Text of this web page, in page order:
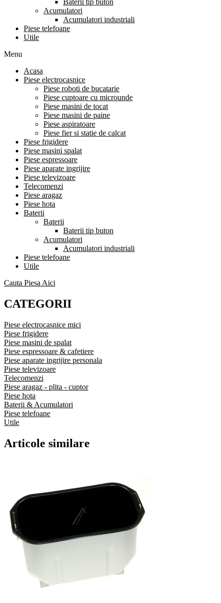
Acumulatori
Acumulatori industriali
Piese telefoane
Utile
Menu
Acasa
Piese electrocasnice
Piese roboti de bucatarie
Piese cuptoare cu microunde
Piese masini de tocat
Piese masini de paine
Piese aspiratoare
Piese fier si statie de calcat
Piese frigidere
Piese masini spalat
Piese espressoare
Piese aparate ingrijire
Piese televizoare
Telecomenzi
Piese aragaz
Piese hota
Baterii
Baterii
Baterii tip buton
Acumulatori
Acumulatori industriali
Piese telefoane
Utile
Cauta Piesa Aici
CATEGORII
Piese electrocasnice mici
Piese frigidere
Piese masini de spalat
Piese espressoare & cafetiere
Piese aparate ingrijire personala
Piese televizoare
Telecomenzi
Piese aragaz - plita - cuptor
Piese hota
Baterii & Acumulatori
Piese telefoane
Utile
Articole similare